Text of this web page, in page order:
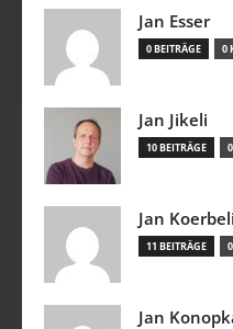
Jan Esser
0 BEITRÄGE 0
Jan Jikeli
10 BEITRÄGE
Jan
11 BEITRÄGE
Jan